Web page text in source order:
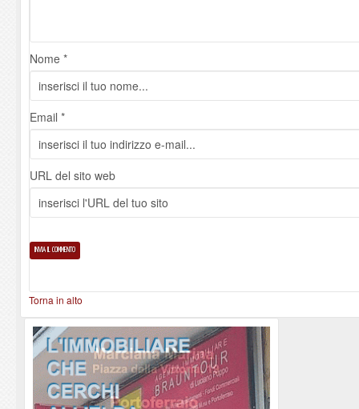
Nome *
Email *
URL del sito web
Torna in alto